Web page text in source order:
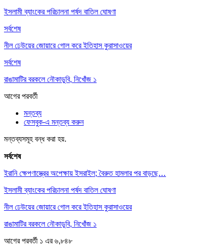
ইসলামী ব্যাংকের পরিচালনা পর্ষদ বাতিল ঘোষণা
সর্বশেষ
নীল ঢেউয়ের জোয়ারে গোল করে ইতিহাস কুরাসাওয়ের
সর্বশেষ
রাঙামাটির বরকলে নৌকাডুবি, নিখোঁজ ১
আগেরপরবর্তী
মন্তব্য
ফেসবুক-এ মন্তব্য করুন
মন্তব্যসমূহ বন্ধ করা হয়.
সর্বশেষ
ইরানি ক্ষেপণাস্ত্রের অপেক্ষায় ইসরাইল; বৈরুত হামলার পর বাড়ছে…
ইসলামী ব্যাংকের পরিচালনা পর্ষদ বাতিল ঘোষণা
নীল ঢেউয়ের জোয়ারে গোল করে ইতিহাস কুরাসাওয়ের
রাঙামাটির বরকলে নৌকাডুবি, নিখোঁজ ১
আগেরপরবর্তী ১ এর ৬,৮৪৮